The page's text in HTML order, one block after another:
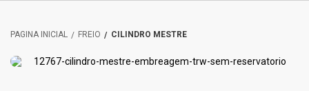
FREIO CILINDRO MESTRE